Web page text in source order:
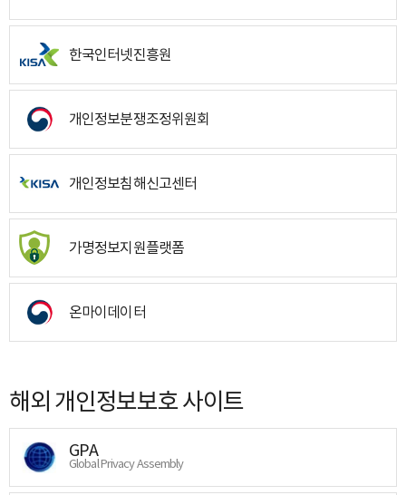
한국인터넷진흥원
개인정보분쟁조정위원회
개인정보침해신고센터
가명정보지원플랫폼
온마이데이터
해외 개인정보보호 사이트
GPA
Global Privacy Assembly